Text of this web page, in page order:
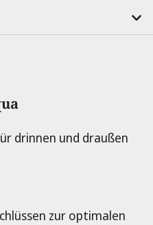
drinnen und draußen
zur optimalen